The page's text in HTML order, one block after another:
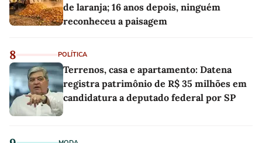
de laranja; 16 anos depois, ninguém
reconheceu a paisagem
8 POLÍTICA
Terrenos, casa e apartamento: Datena
registra patrimônio de R$ 35 milhões em
candidatura a deputado federal por SP